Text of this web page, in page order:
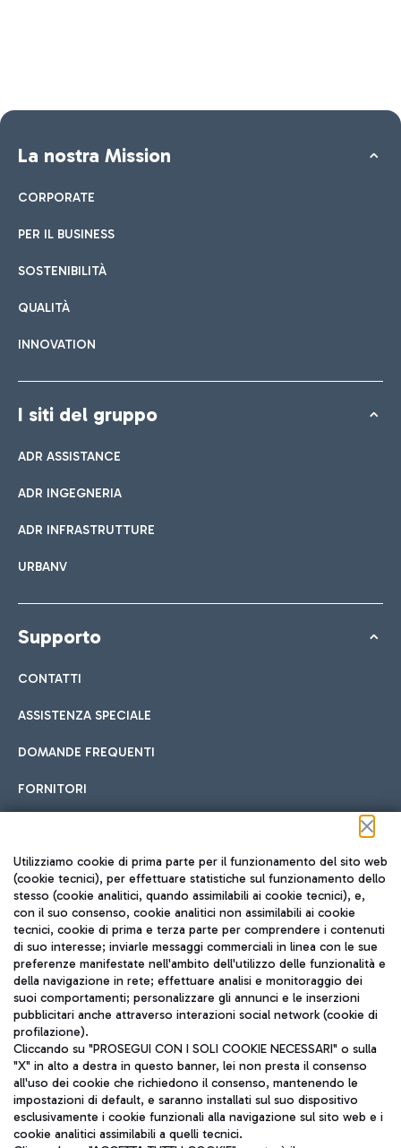
La nostra Mission
CORPORATE
PER IL BUSINESS
SOSTENIBILITÀ
QUALITÀ
INNOVATION
I siti del gruppo
ADR ASSISTANCE
ADR INGEGNERIA
ADR INFRASTRUTTURE
URBANV
Supporto
CONTATTI
ASSISTENZA SPECIALE
DOMANDE FREQUENTI
FORNITORI
Seguici sui social
TRAVEL JOURNAL
ITA
Aeroporti di Roma S.p.A. - Società soggetta a direzione e
Utilizziamo cookie di prima parte per il funzionamento del sito web
(cookie tecnici), per effettuare statistiche sul funzionamento dello
stesso (cookie analitici, quando assimilabili ai cookie tecnici), e,
con il suo consenso, cookie analitici non assimilabili ai cookie
tecnici, cookie di prima e terza parte per comprendere i contenuti
di suo interesse; inviarle messaggi commerciali in linea con le sue
preferenze manifestate nell'ambito dell'utilizzo delle funzionalità e
della navigazione in rete; effettuare analisi e monitoraggio dei
suoi comportamenti; personalizzare gli annunci e le inserzioni
pubblicitari anche attraverso interazioni social network (cookie di
profilazione).
Cliccando su "PROSEGUI CON I SOLI COOKIE NECESSARI" o sulla
"X" in alto a destra in questo banner, lei non presta il consenso
all'uso dei cookie che richiedono il consenso, mantenendo le
impostazioni di default, e saranno installati sul suo dispositivo
esclusivamente i cookie funzionali alla navigazione sul sito web e i
cookie analitici assimilabili a quelli tecnici.